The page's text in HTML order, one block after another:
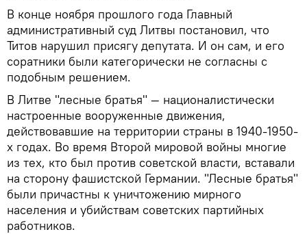
В конце ноября прошлого года Главный
административный суд Литвы постановил, что
Титов нарушил присягу депутата. И он сам, и его
соратники были категорически не согласны с
подобным решением.
В Литве "лесные братья" — националистически
настроенные вооруженные движения,
действовавшие на территории страны в 1940-1950-
х годах. Во время Второй мировой войны многие
из тех, кто был против советской власти, вставали
на сторону фашистской Германии. "Лесные братья"
были причастны к уничтожению мирного
населения и убийствам советских партийных
работников.